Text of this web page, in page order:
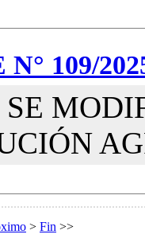
N° 109/
> Fin >>